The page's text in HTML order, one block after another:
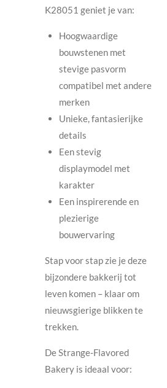
K28051 geniet je van:
Hoogwaardige
bouwstenen met
stevige pasvorm
compatibel met andere
merken
Unieke, fantasierijke
details
Een stevig
displaymodel met
karakter
Een inspirerende en
plezierige
bouwervaring
Stap voor stap zie je deze
bijzondere bakkerij tot
leven komen – klaar om
nieuwsgierige blikken te
trekken.
De Strange-Flavored
Bakery is ideaal voor: